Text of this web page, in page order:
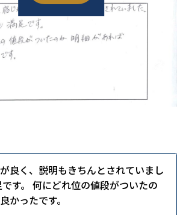
良く、説明もきちんとされていまし
す。 何にどれ位の値段がついたの
かったです。